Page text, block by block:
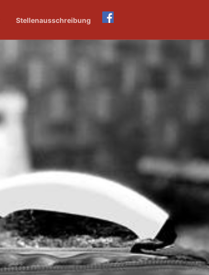
Stellenausschreibung